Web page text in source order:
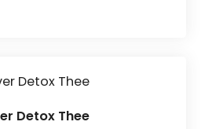
Detox Thee